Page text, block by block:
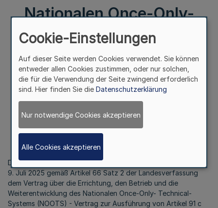
Nationalen Once-Only-
Technical-Systems
(NOOTS) - Vertrag zur
Ausführung von Artikel 91
c Absatz 1, Absatz 2 GG -
NOOTS-Staatsvertrag
Der Landtag Nordrhein-Westfalen hat in seiner Sitzung am
9. Juli 2025 gemäß Artikel 66 Satz 2 der Landesverfassung
dem Vertrag über die Errichtung, den Betrieb und die
Weiterentwicklung des Nationalen Once-Only- Technical-
Systems (NOOTS) - Vertrag zur Ausführung von Artikel 91 c
Cookie-Einstellungen
Auf dieser Seite werden Cookies verwendet. Sie können
entweder allen Cookies zustimmen, oder nur solchen,
die für die Verwendung der Seite zwingend erforderlich
sind. Hier finden Sie die Datenschutzerklärung
Nur notwendige Cookies akzeptieren
Alle Cookies akzeptieren